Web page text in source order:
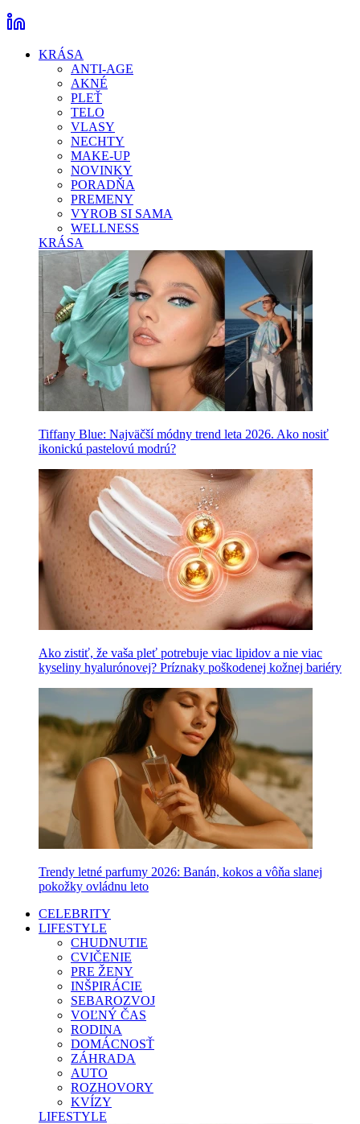
KRÁSA
ANTI-AGE
AKNÉ
PLEŤ
TELO
VLASY
NECHTY
MAKE-UP
NOVINKY
PORADŇA
PREMENY
VYROB SI SAMA
WELLNESS
KRÁSA
Tiffany Blue: Najväčší módny trend leta 2026. Ako nosiť
ikonickú pastelovú modrú?
Ako zistiť, že vaša pleť potrebuje viac lipidov a nie viac
kyseliny hyalurónovej? Príznaky poškodenej kožnej bariéry
Trendy letné parfumy 2026: Banán, kokos a vôňa slanej
pokožky ovládnu leto
CELEBRITY
LIFESTYLE
CHUDNUTIE
CVIČENIE
PRE ŽENY
INŠPIRÁCIE
SEBAROZVOJ
VOĽNÝ ČAS
RODINA
DOMÁCNOSŤ
ZÁHRADA
AUTO
ROZHOVORY
KVÍZY
LIFESTYLE